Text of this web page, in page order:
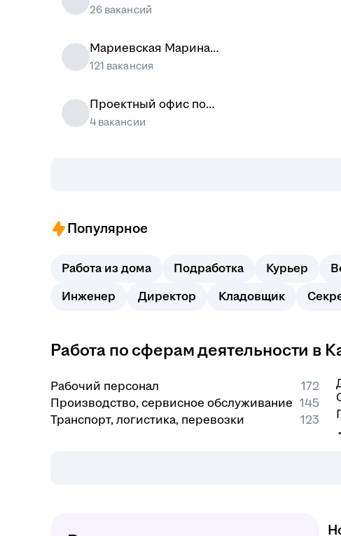
ДЗМ
26 вакансий
Мариевская Марина
Олеговна
121 вакансия
Проектный офис по
развитию туризма и
4 вакансии
Популярное
Работа из дома Подработка Курьер
Инженер Директор Кладовщик
Работа по сферам деятельности в
Рабочий персонал
172
Производство, сервисное обслуживание 145
Транспорт, логистика, перевозки
123